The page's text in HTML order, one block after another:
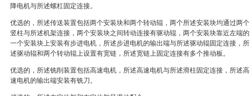
降电机与所述螺杠固定连接。
优选的，所述传送装置包括两个安装块和两个转动辊，两个所述安装块均通过两个
竖柱与所述机架连接，两个安装块之间转动连接有驱动辊，两个安装块靠近左端的
一个安装块上安装有步进电机，所述步进电机的输出端与所述驱动辊固定连接，所
述驱动辊和两个转动辊上设置有宽链，所述宽链上固定连接有多个推动板。
优选的，所述铣削装置包括高速电机，所述高速电机与所述滑柱固定连接，所述高
速电机的输出端安装有铣刀。